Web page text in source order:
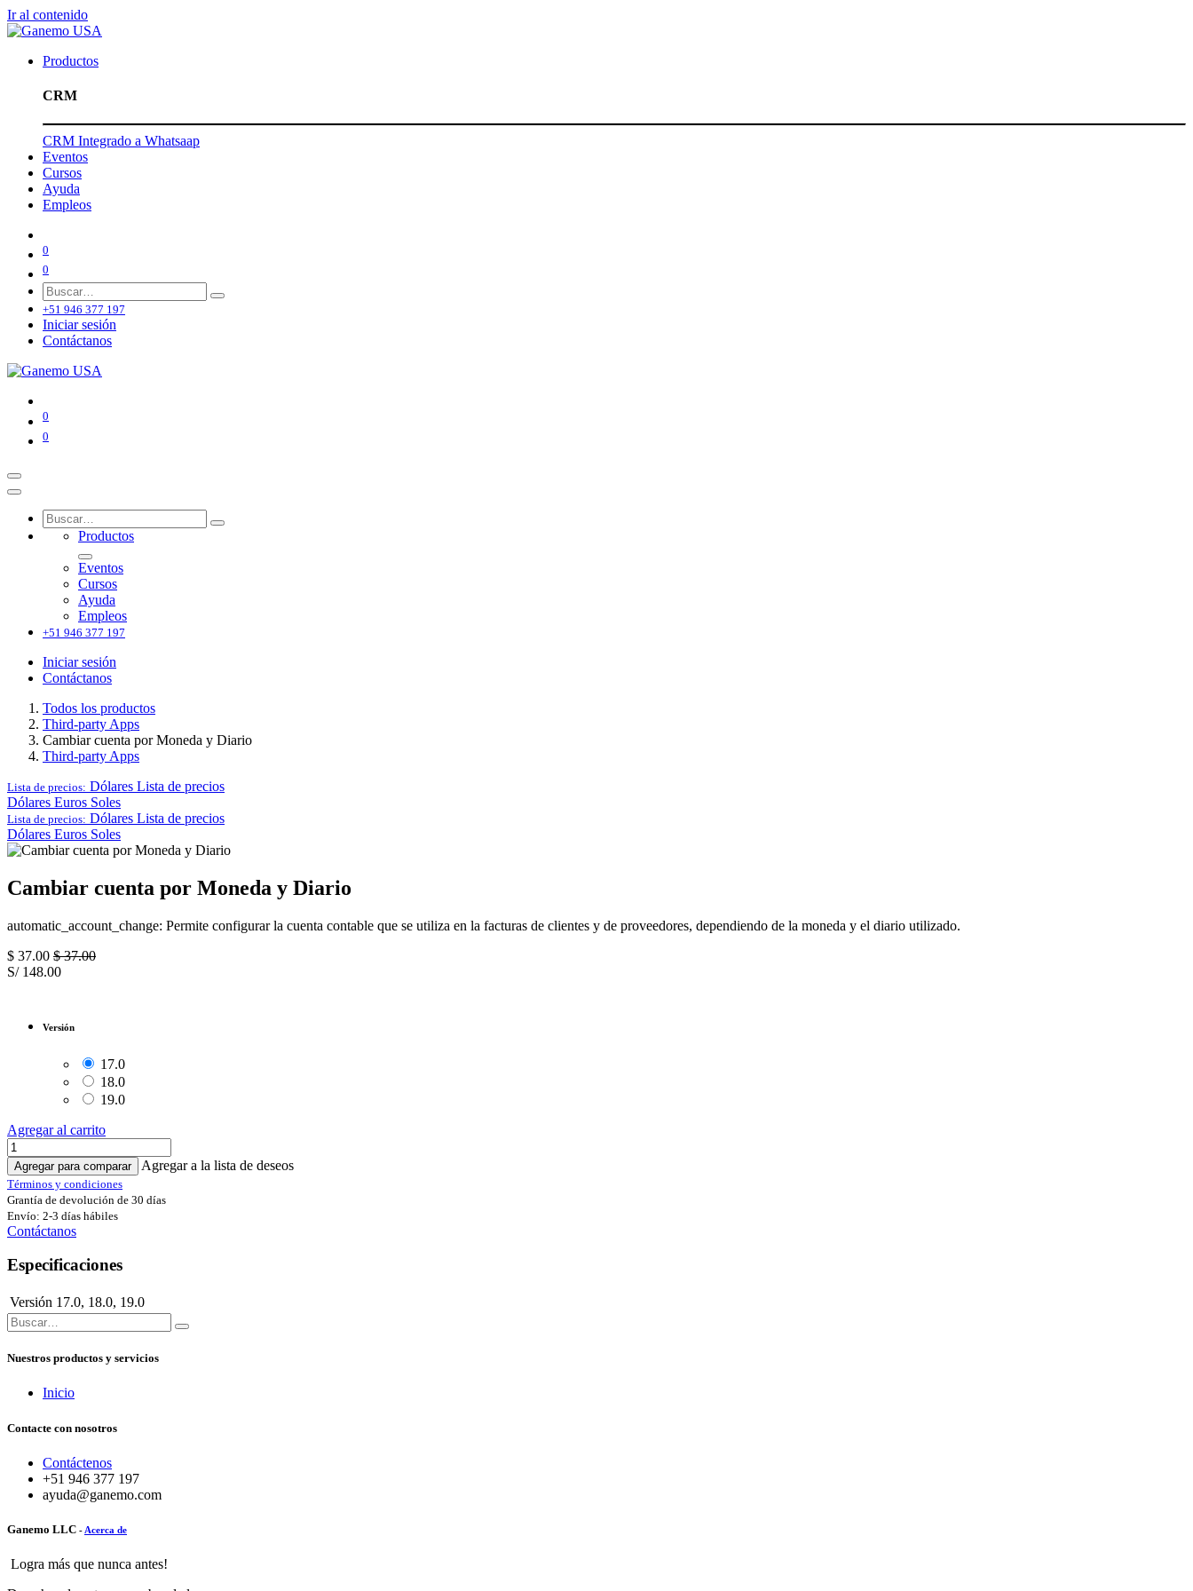
Ir al contenido
Productos
CRM
CRM Integrado a Whatsaap
Eventos
Cursos
Ayuda
Empleos
0
0
+51 946 377 197
Iniciar sesión
Contáctanos
0
0
Productos
Eventos
Cursos
Ayuda
Empleos
+51 946 377 197
Iniciar sesión
Contáctanos
Todos los productos
Third-party Apps
Cambiar cuenta por Moneda y Diario
Third-party Apps
Lista de precios: Dólares Lista de precios
Dólares Euros Soles
Lista de precios: Dólares Lista de precios
Dólares Euros Soles
Cambiar cuenta por Moneda y Diario
automatic_account_change: Permite configurar la cuenta contable que se utiliza en la facturas de clientes y de proveedores, dependiendo de la moneda y el diario utilizado.
$ 37.00 $37.00
S/ 148.00
Versión
17.0
18.0
19.0
Agregar al carrito
Agregar para comparar Agregar a la lista de deseos
Términos y condiciones
Grantía de devolución de 30 días
Envío: 2-3 días hábiles
Contáctanos
Especificaciones
Versión 17.0, 18.0, 19.0
Nuestros productos y servicios
Inicio
Contacte con nosotros
Contáctenos
+51 946 377 197
ayuda@ganemo.com
Ganemo LLC - Acerca de
Logra más que nunca antes!